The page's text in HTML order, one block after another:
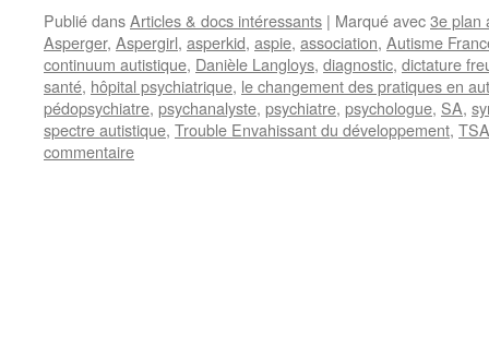
Publié dansArticles & docs intéressants | Marqué avec3e plan
Asperger, Aspergirl, asperkid, aspie, association, Autisme
continuum autistique, Danièle Langloys, diagnostic, dictature
santé, hôpital psychiatrique, le changement des pratiques en
pédopsychiatre, psychanalyste, psychiatre, psychologue, SA,
spectre autistique, Trouble Envahissant du développement, TSA
commentaire